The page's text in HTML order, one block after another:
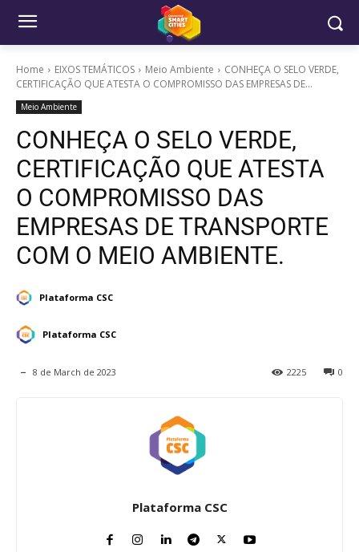
Home EIXOS TEMÁTICOS Meio Ambiente
CONHEÇA O SELO VERDE,
CERTIFICAÇÃO QUE ATESTA O COMPROMISSO DAS EMPRESAS DE...
Meio Ambiente
CONHEÇA O SELO VERDE,
CERTIFICAÇÃO QUE ATESTA
O COMPROMISSO DAS
EMPRESAS DE TRANSPORTE
COM O MEIO AMBIENTE.
Plataforma CSC
Plataforma CSC
8 de March de 2023 0
2225
Plataforma CSC